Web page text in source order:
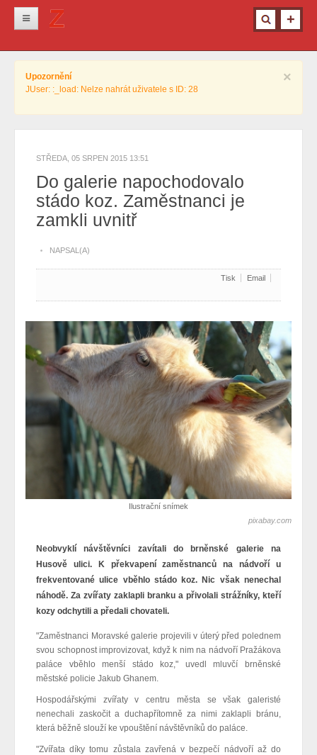
Krimi
Info z města
Pro ženy
Ostatní
×
Upozornění
JUser: :_load: Nelze nahrát uživatele s ID: 28
STŘEDA, 05 SRPEN 2015 13:51
Do galerie napochodovalo
stádo koz. Zaměstnanci je
zamkli uvnitř
NAPSAL(A)
Tisk Email
Ilustrační snímek
pixabay.com
Neobvyklí návštěvníci zavítali do brněnské galerie na
Husově ulici. K překvapení zaměstnanců na nádvoří u
frekventované ulice vběhlo stádo koz. Nic však nenechal
náhodě. Za zvířaty zaklapli branku a přivolali strážníky, kteří
kozy odchytili a předali chovateli.
"Zaměstnanci Moravské galerie projevili v úterý před polednem
svou schopnost improvizovat, když k nim na nádvoří Pražákova
paláce vběhlo menší stádo koz," uvedl mluvčí brněnské
městské policie Jakub Ghanem.
Hospodářskými zvířaty v centru města se však galeristé
nenechali zaskočit a duchapřítomně za nimi zaklapli bránu,
která běžně slouží ke vpouštění návštěvníků do paláce.
"Zvířata díky tomu zůstala zavřená v bezpečí nádvoří až do